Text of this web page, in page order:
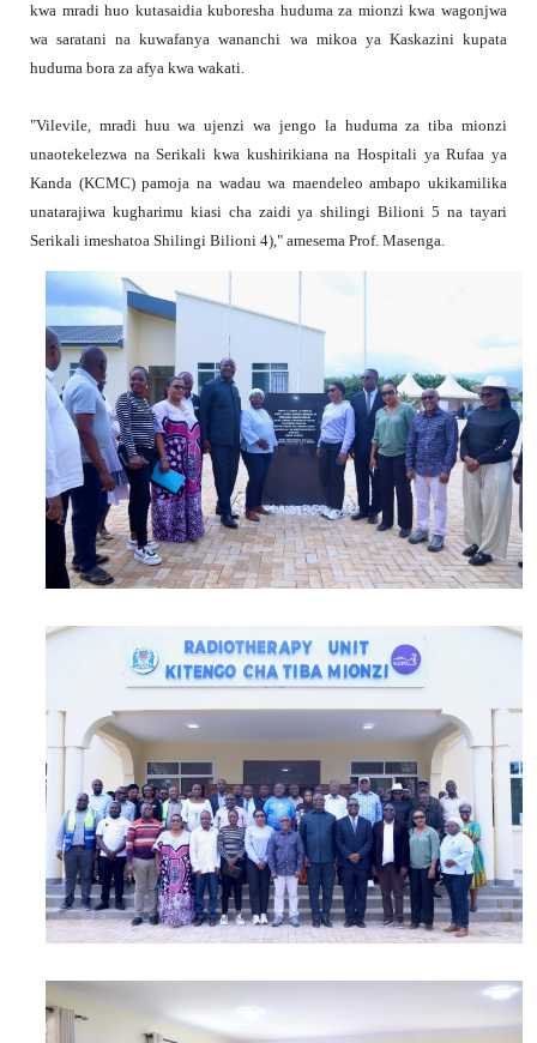
kwa mradi huo kutasaidia kuboresha huduma za mionzi kwa wagonjwa
wa saratani na kuwafanya wananchi wa mikoa ya Kaskazini kupata
huduma bora za afya kwa wakati.
"Vilevile, mradi huu wa ujenzi wa jengo la huduma za tiba mionzi
unaotekelezwa na Serikali kwa kushirikiana na Hospitali ya Rufaa ya
Kanda (KCMC) pamoja na wadau wa maendeleo ambapo ukikamilika
unatarajiwa kugharimu kiasi cha zaidi ya shilingi Bilioni 5 na tayari
Serikali imeshatoa Shilingi Bilioni 4)," amesema Prof. Masenga.